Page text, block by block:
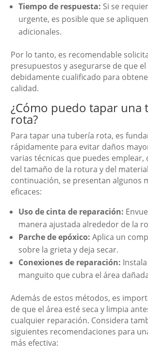
Tiempo de respuesta: Si se
urgente, es posible que se
adicionales.
Por lo tanto, es recomendable
presupuestos y asegurarse de que
debidamente cualificado para
calidad.
¿Cómo puedo tapar una
rota?
Para tapar una tubería rota, es
rápidamente para evitar daños
varias técnicas que puedes emplear,
del tamaño de la rotura y del
continuación, se presentan algunos
eficaces:
Uso de cinta de reparación:
manera ajustada alrededor de la
Parche de epóxico: Aplica un
sobre la grieta y deja secar.
Conexiones de reparación:
manguito que cubra el área
Además de estos métodos, es
de que el área esté seca y limpia
cualquier reparación. Considera
siguientes recomendaciones para
más efectiva: